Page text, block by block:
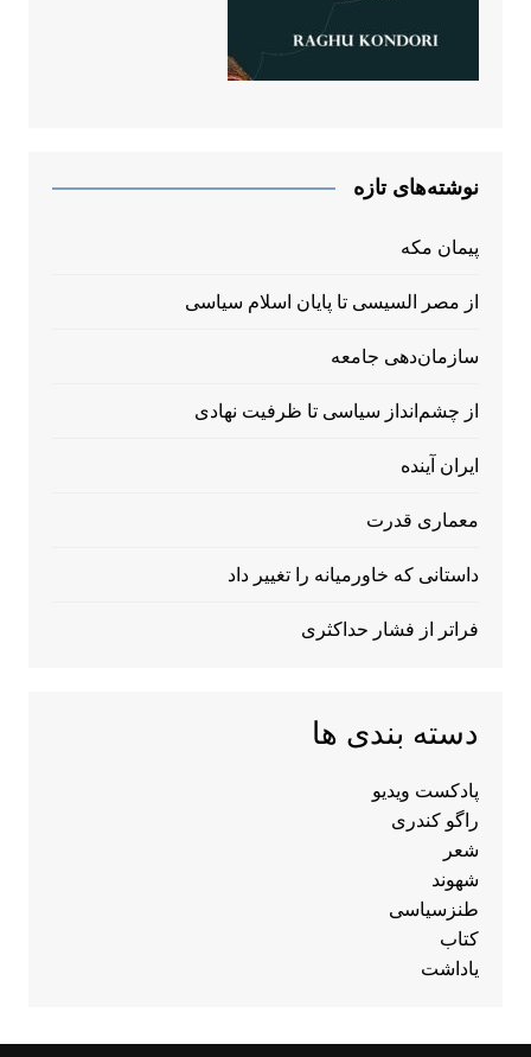
نوشته‌های تازه
پیمان مکه
از مصر السیسی تا پایان اسلام سیاسی
سازمان‌دهی جامعه
از چشم‌انداز سیاسی تا ظرفیت نهادی
ایران آینده
معماری قدرت
داستانی که خاورمیانه را تغییر داد
فراتر از فشار حداکثری
دسته بندی ها
پادکست ویدیو
راگو کندری
شعر
شهوند
طنزسیاسی
کتاب
یاداشت